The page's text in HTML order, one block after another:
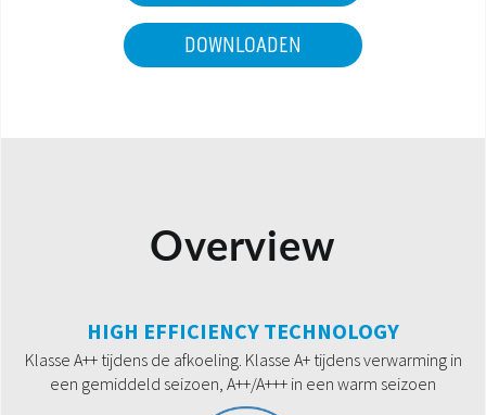
DOWNLOADEN
Overview
HIGH EFFICIENCY TECHNOLOGY
Klasse A++ tijdens de afkoeling. Klasse A+ tijdens verwarming in
een gemiddeld seizoen, A++/A+++ in een warm seizoen